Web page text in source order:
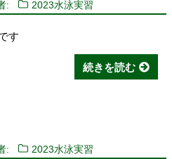
: 2023水泳実習
す
続きを読む
: 2023水泳実習